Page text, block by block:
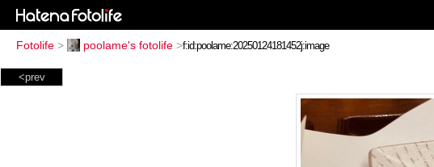
Fotolife > poolame's fotolife >
<prev